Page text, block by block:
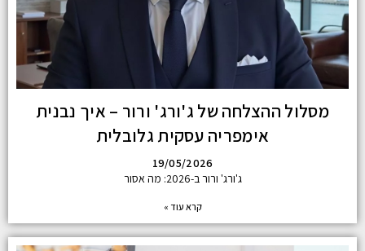
מסלול ההצלחה של ג'ורג' ורור – איך נבנית
אימפריה עסקית גלובלית
19/05/2026
ג'ורג' ורור ב-2026: מה אסור
קרא עוד »